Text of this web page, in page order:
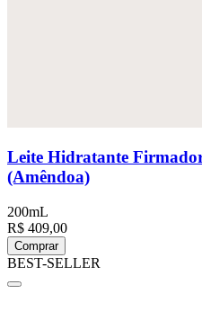
Leite Hidratante
(Amêndoa)
200mL
R$ 409,00
Comprar
BEST-SELLER